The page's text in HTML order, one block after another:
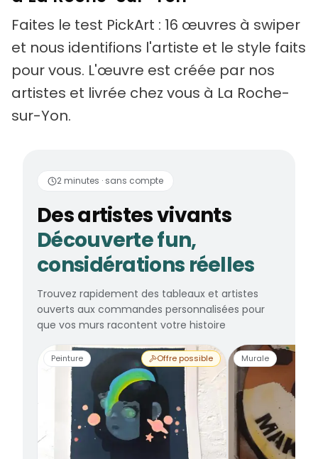
Faites le test PickArt : 16 œuvres à swiper
et nous identifions l'artiste et le style faits
pour vous. L'œuvre est créée par nos
artistes et livrée chez vous à La Roche-
sur-Yon.
Des artistes vivants
2 minutes · sans compte
Des artistes vivants
Découverte fun,
considérations réelles
Trouvez rapidement des tableaux et artistes
ouverts aux commandes personnalisées pour
que vos murs racontent votre histoire
Peinture Offre possible Murale